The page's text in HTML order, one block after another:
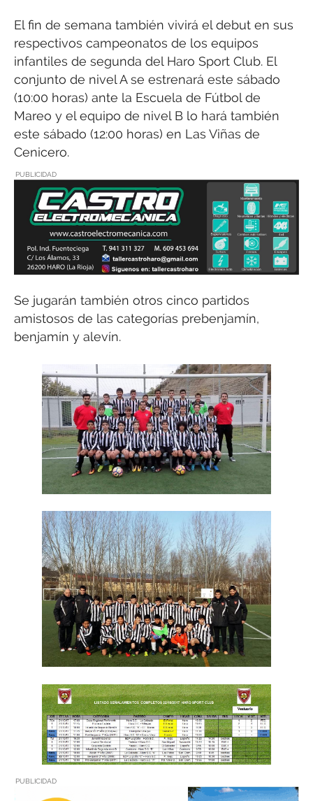
El fin de semana también vivirá el debut en sus
respectivos campeonatos de los equipos
infantiles de segunda del Haro Sport Club. El
conjunto de nivel A se estrenará este sábado
(10:00 horas) ante la Escuela de Fútbol de
Mareo y el equipo de nivel B lo hará también
este sábado (12:00 horas) en Las Viñas de
Cenicero.
PUBLICIDAD
Se jugarán también otros cinco partidos
amistosos de las categorías prebenjamín,
benjamín y alevín.
PUBLICIDAD